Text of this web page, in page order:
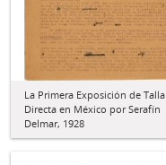
La Primera Exposición de Talla
Directa en México por Serafín
Delmar, 1928